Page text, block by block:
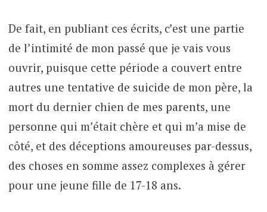
De fait, en publiant ces écrits, c’est une partie
de l’intimité de mon passé que je vais vous
ouvrir, puisque cette période a couvert entre
autres une tentative de suicide de mon père, la
mort du dernier chien de mes parents, une
personne qui m’était chère et qui m’a mise de
côté, et des déceptions amoureuses par-dessus,
des choses en somme assez complexes à gérer
pour une jeune fille de 17-18 ans.